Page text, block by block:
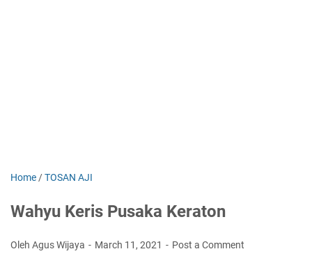
Home /TOSAN AJI
Wahyu Keris Pusaka Keraton
Oleh Agus Wijaya March 11, 2021 Post a Comment